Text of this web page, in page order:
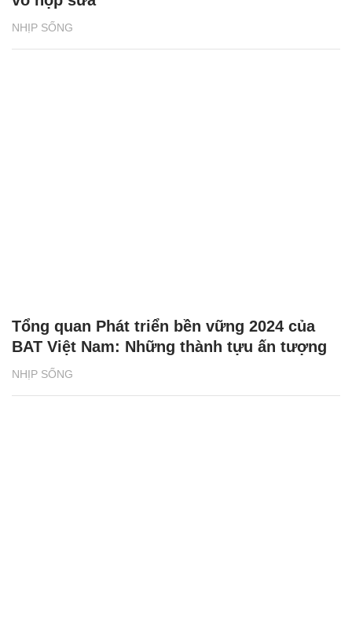
NHỊP SỐNG
NHỊP SỐNG
Tổng quan Phát triển bền vững 2024 của
BAT Việt Nam: Những thành tựu ấn tượng